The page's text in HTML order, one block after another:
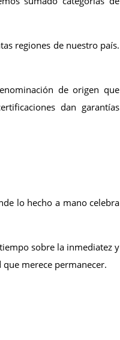
regiones de nuestro país.
de origen que
dan garantías
lo hecho a mano celebra
sobre la inmediatez y
merece permanecer.